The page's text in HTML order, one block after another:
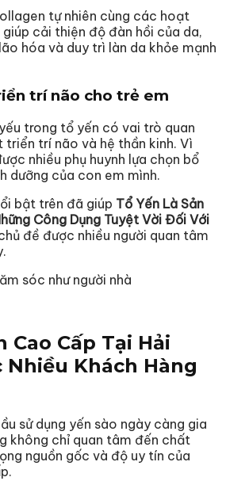
tự nhiên cùng các hoạt
cải thiện độ đàn hồi của da,
hóa và duy trì làn da khỏe mạnh
trí não cho trẻ em
trong tổ yến có vai trò quan
triển trí não và hệ thần kinh. Vì
nhiều phụ huynh lựa chọn bổ
dưỡng của con em mình.
bật trên đã giúp Tổ Yến Là Sản
Công Dụng Tuyệt Vời Đối Với
đề được nhiều người quan tâm
Cao Cấp Tại Hải
Khách Hàng
sử dụng yến sào ngày càng gia
không chỉ quan tâm đến chất
nguồn gốc và độ uy tín của